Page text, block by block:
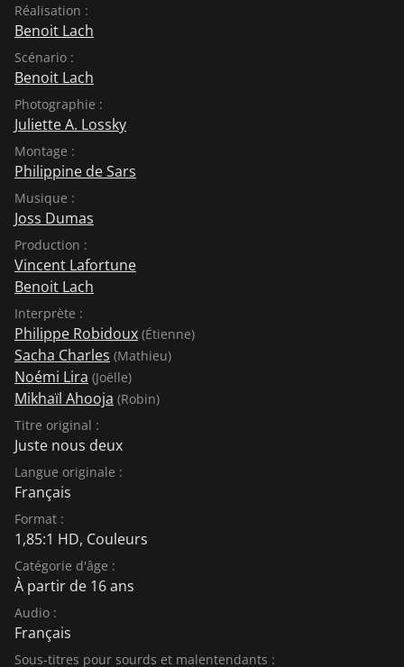
Réalisation :
Benoit Lach
Scénario :
Benoit Lach
Photographie :
Juliette A. Lossky
Montage :
Philippine de Sars
Musique :
Joss Dumas
Production :
Vincent Lafortune
Benoit Lach
Interprète :
Philippe Robidoux (Étienne)
Sacha Charles (Mathieu)
Noémi Lira (Joëlle)
Mikhaïl Ahooja (Robin)
Titre original :
Juste nous deux
Langue originale :
Français
Format :
1,85:1 HD, Couleurs
Catégorie d'âge :
À partir de 16 ans
Audio :
Français
Sous-titres pour sourds et malentendants :